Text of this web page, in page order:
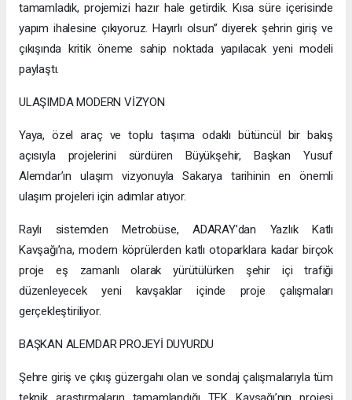
tamamladık, projemizi hazır hale getirdik. Kısa süre içerisinde
yapım ihalesine çıkıyoruz. Hayırlı olsun” diyerek şehrin giriş ve
çıkışında kritik öneme sahip noktada yapılacak yeni modeli
paylaştı.
ULAŞIMDA MODERN VİZYON
Yaya, özel araç ve toplu taşıma odaklı bütüncül bir bakış
açısıyla projelerini sürdüren Büyükşehir, Başkan Yusuf
Alemdar’ın ulaşım vizyonuyla Sakarya tarihinin en önemli
ulaşım projeleri için adımlar atıyor.
Raylı sistemden Metrobüse, ADARAY’dan Yazlık Katlı
Kavşağı’na, modern köprülerden katlı otoparklara kadar birçok
proje eş zamanlı olarak yürütülürken şehir içi trafiği
düzenleyecek yeni kavşaklar içinde proje çalışmaları
gerçekleştiriliyor.
BAŞKAN ALEMDAR PROJEYİ DUYURDU
Şehre giriş ve çıkış güzergahı olan ve sondaj çalışmalarıyla tüm